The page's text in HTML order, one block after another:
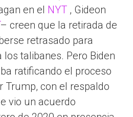
en el NYT , Gideon
– creen que la retirada de
retrasado para
talibanes. Pero Biden
ratificando el proceso
Trump, con el respaldo
vio un acuerdo